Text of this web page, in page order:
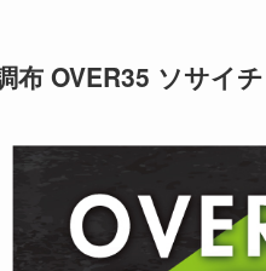
布 OVER35 ソサイ